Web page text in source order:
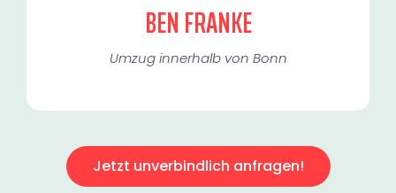
BEN FRANKE
Umzug innerhalb von Bonn​
Jetzt unverbindlich anfragen!